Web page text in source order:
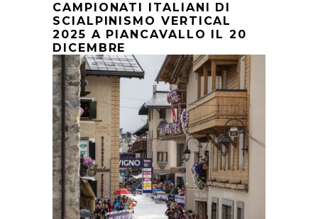
CAMPIONATI ITALIANI DI
SCIALPINISMO VERTICAL
2025 A PIANCAVALLO IL 20
DICEMBRE